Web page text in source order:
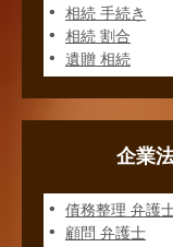
相続 手続き
相続 割合
遺贈 相続
企業
債務整理 弁護
顧問 弁護士